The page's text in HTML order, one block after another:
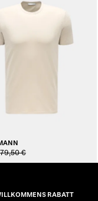
79,50 €
RABATT